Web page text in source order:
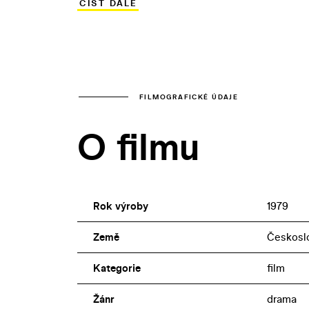
Bartoška, Ivan Vyskočil a Ladislav
ČÍST DÁLE
FILMOGRAFICKÉ ÚDAJE
O filmu
Rok výroby 1979
Země
Kategorie film
Žánr drama